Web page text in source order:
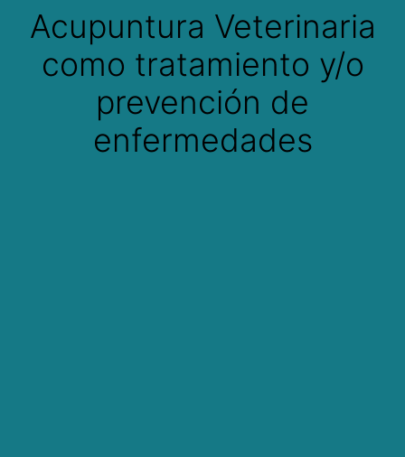
Acupuntura Veterinaria
como tratamiento y/o
prevención de
enfermedades